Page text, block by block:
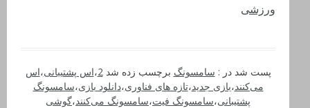
ورزشی
پست شد در : سامسونگ برچسب زده شد2،اس پشتیبانی،اس
می‌کنند،بازی جدید،تازه های فناوری،دانلود بازی،سامسونگ
پشتیبانی،سامسونگ فیت،سامسونگ می‌کنند،گوشی